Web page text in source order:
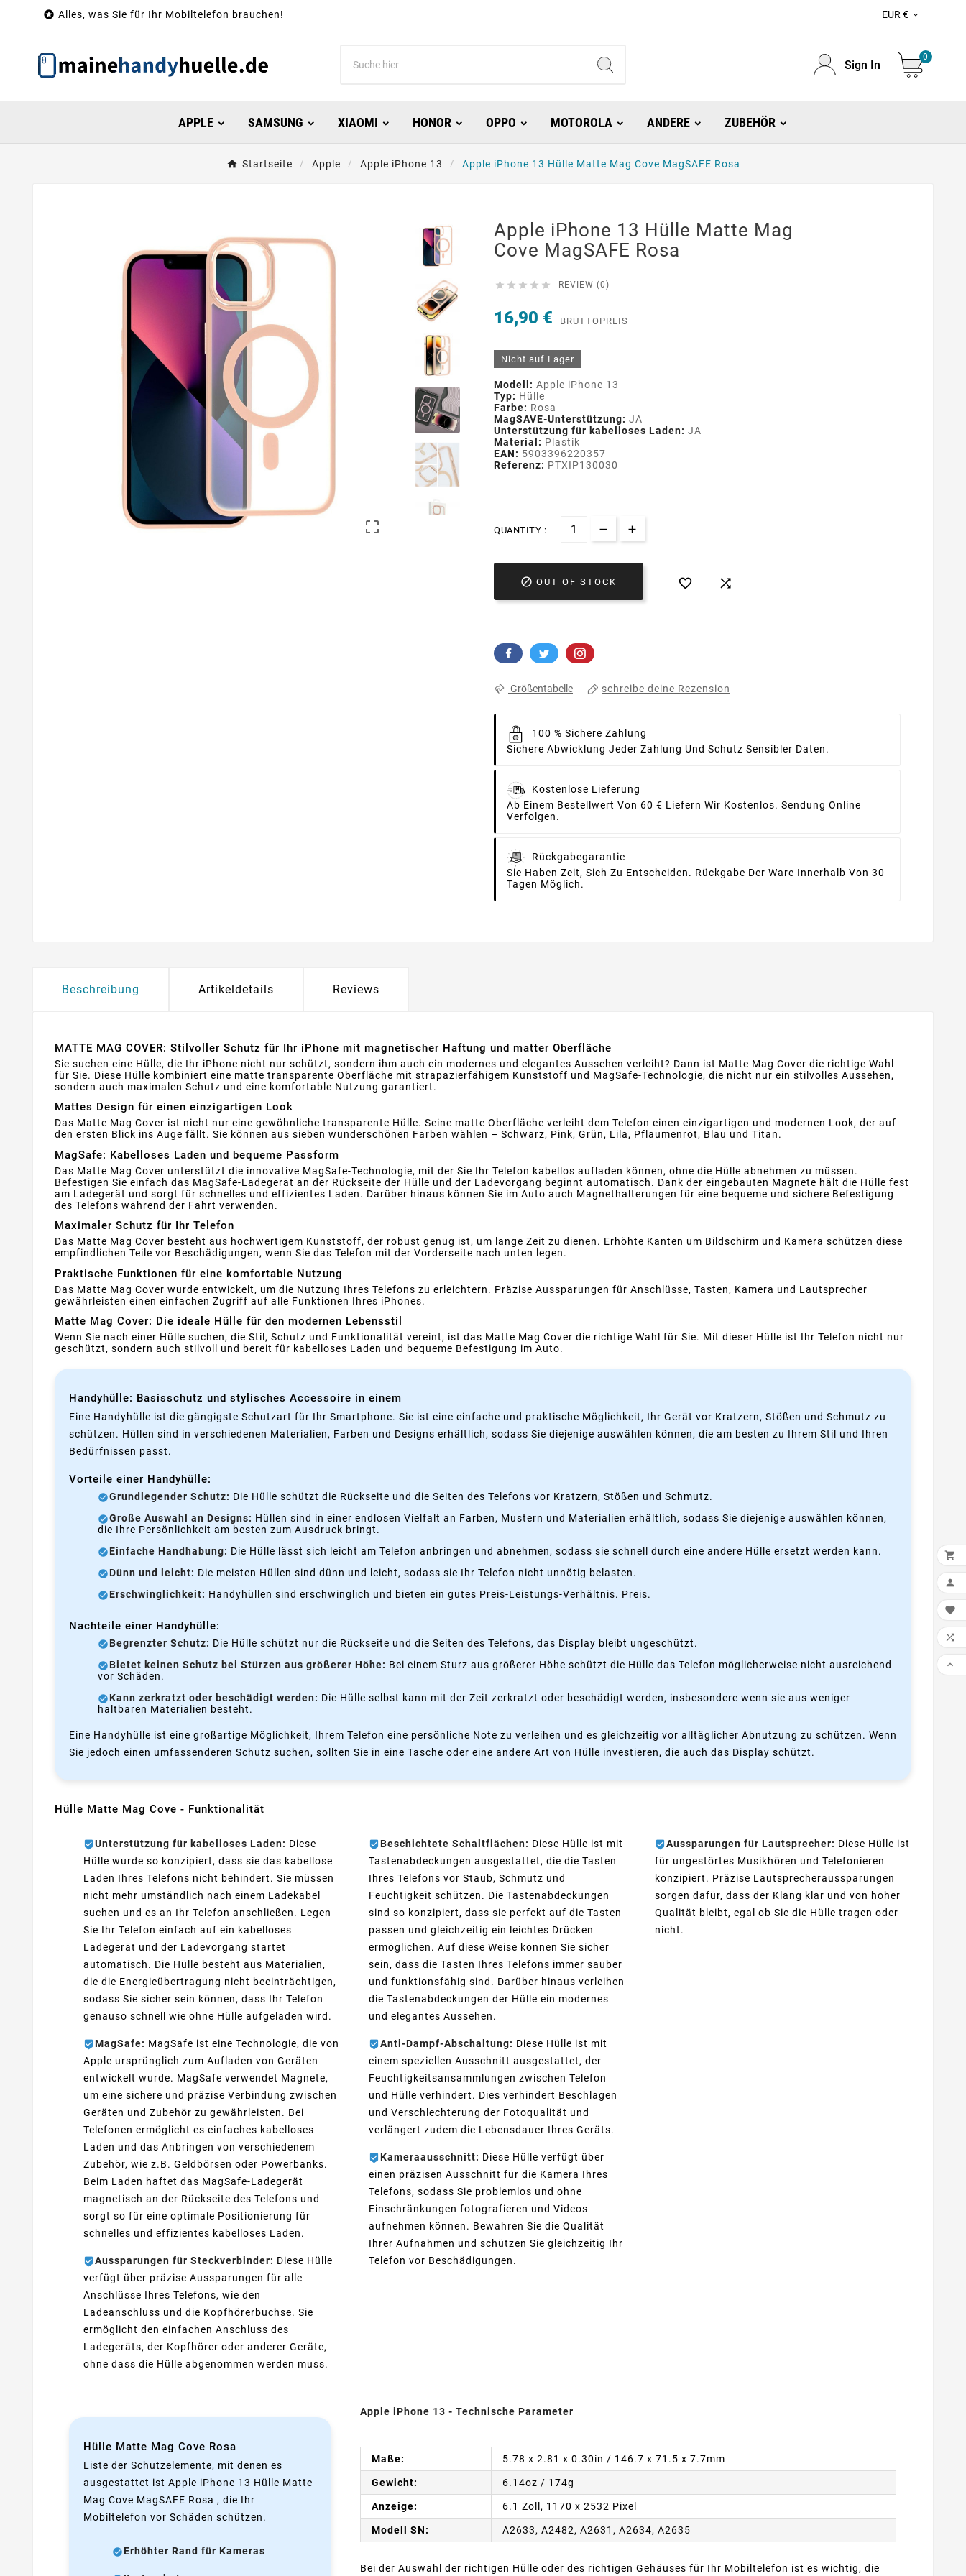
 Alles, was Sie für Ihr Mobiltelefon brauchen! EUR € 
Sign In
0
APPLE SAMSUNG XIAOMI HONOR OPPO MOTOROLA ANDERE ZUBEHÖR
Startseite Apple Apple iPhone 13 Apple iPhone 13 Hülle Matte Mag Cove MagSAFE Rosa

Apple iPhone 13 Hülle Matte Mag
Cove MagSAFE Rosa
     REVIEW (0)
16,90 € BRUTTOPREIS
Nicht auf Lager
Modell: Apple iPhone 13
Typ: Hülle
Farbe: Rosa
MagSAVE-Unterstützung: JA
Unterstützung für kabelloses Laden: JA
Material: Plastik
EAN: 5903396220357
Referenz: PTXIP130030
QUANTITY :
 OUT OF STOCK  
Größentabelle schreibe deine Rezension
100 % Sichere Zahlung
Sichere Abwicklung Jeder Zahlung Und Schutz Sensibler Daten.
Kostenlose Lieferung
Ab Einem Bestellwert Von 60 € Liefern Wir Kostenlos. Sendung Online
Verfolgen.
Rückgabegarantie
Sie Haben Zeit, Sich Zu Entscheiden. Rückgabe Der Ware Innerhalb Von 30
Tagen Möglich.
Beschreibung Artikeldetails Reviews
MATTE MAG COVER: Stilvoller Schutz für Ihr iPhone mit magnetischer Haftung und matter Oberfläche
Sie suchen eine Hülle, die Ihr iPhone nicht nur schützt, sondern ihm auch ein modernes und elegantes Aussehen verleiht? Dann ist Matte Mag Cover die richtige Wahl
für Sie. Diese Hülle kombiniert eine matte transparente Oberfläche mit strapazierfähigem Kunststoff und MagSafe-Technologie, die nicht nur ein stilvolles Aussehen,
sondern auch maximalen Schutz und eine komfortable Nutzung garantiert.
Mattes Design für einen einzigartigen Look
Das Matte Mag Cover ist nicht nur eine gewöhnliche transparente Hülle. Seine matte Oberfläche verleiht dem Telefon einen einzigartigen und modernen Look, der auf
den ersten Blick ins Auge fällt. Sie können aus sieben wunderschönen Farben wählen – Schwarz, Pink, Grün, Lila, Pflaumenrot, Blau und Titan.
MagSafe: Kabelloses Laden und bequeme Passform
Das Matte Mag Cover unterstützt die innovative MagSafe-Technologie, mit der Sie Ihr Telefon kabellos aufladen können, ohne die Hülle abnehmen zu müssen.
Befestigen Sie einfach das MagSafe-Ladegerät an der Rückseite der Hülle und der Ladevorgang beginnt automatisch. Dank der eingebauten Magnete hält die Hülle fest
am Ladegerät und sorgt für schnelles und effizientes Laden. Darüber hinaus können Sie im Auto auch Magnethalterungen für eine bequeme und sichere Befestigung
des Telefons während der Fahrt verwenden.
Maximaler Schutz für Ihr Telefon
Das Matte Mag Cover besteht aus hochwertigem Kunststoff, der robust genug ist, um lange Zeit zu dienen. Erhöhte Kanten um Bildschirm und Kamera schützen diese
empfindlichen Teile vor Beschädigungen, wenn Sie das Telefon mit der Vorderseite nach unten legen.
Praktische Funktionen für eine komfortable Nutzung
Das Matte Mag Cover wurde entwickelt, um die Nutzung Ihres Telefons zu erleichtern. Präzise Aussparungen für Anschlüsse, Tasten, Kamera und Lautsprecher
gewährleisten einen einfachen Zugriff auf alle Funktionen Ihres iPhones.
Matte Mag Cover: Die ideale Hülle für den modernen Lebensstil
Wenn Sie nach einer Hülle suchen, die Stil, Schutz und Funktionalität vereint, ist das Matte Mag Cover die richtige Wahl für Sie. Mit dieser Hülle ist Ihr Telefon nicht nur
geschützt, sondern auch stilvoll und bereit für kabelloses Laden und bequeme Befestigung im Auto.
Handyhülle: Basisschutz und stylisches Accessoire in einem
Eine Handyhülle ist die gängigste Schutzart für Ihr Smartphone. Sie ist eine einfache und praktische Möglichkeit, Ihr Gerät vor Kratzern, Stößen und Schmutz zu
schützen. Hüllen sind in verschiedenen Materialien, Farben und Designs erhältlich, sodass Sie diejenige auswählen können, die am besten zu Ihrem Stil und Ihren
Bedürfnissen passt.
Vorteile einer Handyhülle:
Grundlegender Schutz: Die Hülle schützt die Rückseite und die Seiten des Telefons vor Kratzern, Stößen und Schmutz.
Große Auswahl an Designs: Hüllen sind in einer endlosen Vielfalt an Farben, Mustern und Materialien erhältlich, sodass Sie diejenige auswählen können,
die Ihre Persönlichkeit am besten zum Ausdruck bringt.
Einfache Handhabung: Die Hülle lässt sich leicht am Telefon anbringen und abnehmen, sodass sie schnell durch eine andere Hülle ersetzt werden kann.
Dünn und leicht: Die meisten Hüllen sind dünn und leicht, sodass sie Ihr Telefon nicht unnötig belasten.
Erschwinglichkeit: Handyhüllen sind erschwinglich und bieten ein gutes Preis-Leistungs-Verhältnis. Preis.
Nachteile einer Handyhülle:
Begrenzter Schutz: Die Hülle schützt nur die Rückseite und die Seiten des Telefons, das Display bleibt ungeschützt.
Bietet keinen Schutz bei Stürzen aus größerer Höhe: Bei einem Sturz aus größerer Höhe schützt die Hülle das Telefon möglicherweise nicht ausreichend
vor Schäden.
Kann zerkratzt oder beschädigt werden: Die Hülle selbst kann mit der Zeit zerkratzt oder beschädigt werden, insbesondere wenn sie aus weniger
haltbaren Materialien besteht.
Eine Handyhülle ist eine großartige Möglichkeit, Ihrem Telefon eine persönliche Note zu verleihen und es gleichzeitig vor alltäglicher Abnutzung zu schützen. Wenn
Sie jedoch einen umfassenderen Schutz suchen, sollten Sie in eine Tasche oder eine andere Art von Hülle investieren, die auch das Display schützt.
Hülle Matte Mag Cove - Funktionalität
Unterstützung für kabelloses Laden: Diese
Hülle wurde so konzipiert, dass sie das kabellose
Laden Ihres Telefons nicht behindert. Sie müssen
nicht mehr umständlich nach einem Ladekabel
suchen und es an Ihr Telefon anschließen. Legen
Sie Ihr Telefon einfach auf ein kabelloses
Ladegerät und der Ladevorgang startet
automatisch. Die Hülle besteht aus Materialien,
die die Energieübertragung nicht beeinträchtigen,
sodass Sie sicher sein können, dass Ihr Telefon
genauso schnell wie ohne Hülle aufgeladen wird.
MagSafe: MagSafe ist eine Technologie, die von
Apple ursprünglich zum Aufladen von Geräten
entwickelt wurde. MagSafe verwendet Magnete,
um eine sichere und präzise Verbindung zwischen
Geräten und Zubehör zu gewährleisten. Bei
Telefonen ermöglicht es einfaches kabelloses
Laden und das Anbringen von verschiedenem
Zubehör, wie z.B. Geldbörsen oder Powerbanks.
Beim Laden haftet das MagSafe-Ladegerät
magnetisch an der Rückseite des Telefons und
sorgt so für eine optimale Positionierung für
schnelles und effizientes kabelloses Laden.
Aussparungen für Steckverbinder: Diese Hülle
verfügt über präzise Aussparungen für alle
Anschlüsse Ihres Telefons, wie den
Ladeanschluss und die Kopfhörerbuchse. Sie
ermöglicht den einfachen Anschluss des
Ladegeräts, der Kopfhörer oder anderer Geräte,
ohne dass die Hülle abgenommen werden muss.
Beschichtete Schaltflächen: Diese Hülle ist mit
Tastenabdeckungen ausgestattet, die die Tasten
Ihres Telefons vor Staub, Schmutz und
Feuchtigkeit schützen. Die Tastenabdeckungen
sind so konzipiert, dass sie perfekt auf die Tasten
passen und gleichzeitig ein leichtes Drücken
ermöglichen. Auf diese Weise können Sie sicher
sein, dass die Tasten Ihres Telefons immer sauber
und funktionsfähig sind. Darüber hinaus verleihen
die Tastenabdeckungen der Hülle ein modernes
und elegantes Aussehen.
Anti-Dampf-Abschaltung: Diese Hülle ist mit
einem speziellen Ausschnitt ausgestattet, der
Feuchtigkeitsansammlungen zwischen Telefon
und Hülle verhindert. Dies verhindert Beschlagen
und Verschlechterung der Fotoqualität und
verlängert zudem die Lebensdauer Ihres Geräts.
Kameraausschnitt: Diese Hülle verfügt über
einen präzisen Ausschnitt für die Kamera Ihres
Telefons, sodass Sie problemlos und ohne
Einschränkungen fotografieren und Videos
aufnehmen können. Bewahren Sie die Qualität
Ihrer Aufnahmen und schützen Sie gleichzeitig Ihr
Telefon vor Beschädigungen.
Aussparungen für Lautsprecher: Diese Hülle ist
für ungestörtes Musikhören und Telefonieren
konzipiert. Präzise Lautsprecheraussparungen
sorgen dafür, dass der Klang klar und von hoher
Qualität bleibt, egal ob Sie die Hülle tragen oder
nicht.
Hülle Matte Mag Cove Rosa
Liste der Schutzelemente, mit denen es
ausgestattet ist Apple iPhone 13 Hülle Matte
Mag Cove MagSAFE Rosa , die Ihr
Mobiltelefon vor Schäden schützen.
Erhöhter Rand für Kameras
Apple iPhone 13 - Technische Parameter
Maße: 5.78 x 2.81 x 0.30in / 146.7 x 71.5 x 7.7mm
Gewicht: 6.14oz / 174g
Anzeige: 6.1 Zoll, 1170 x 2532 Pixel
Modell SN: A2633, A2482, A2631, A2634, A2635
Bei der Auswahl der richtigen Hülle oder des richtigen Gehäuses für Ihr Mobiltelefon ist es wichtig, die




